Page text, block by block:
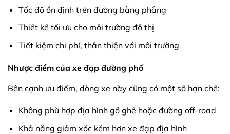
Tốc độ ổn định trên đường bằng phẳng
Thiết kế tối ưu cho môi trường đô thị
Tiết kiệm chi phí, thân thiện với môi trường
Nhược điểm của xe đạp đường phố
Bên cạnh ưu điểm, dòng xe này cũng có một số hạn chế:
Không phù hợp địa hình gồ ghề hoặc đường off-road
Khả năng giảm xóc kém hơn xe đạp địa hình